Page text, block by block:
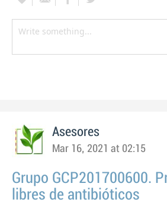
Asesores
Mar 16, 2021 at 02:15
Grupo GCP201700600.
libres de antibióticos